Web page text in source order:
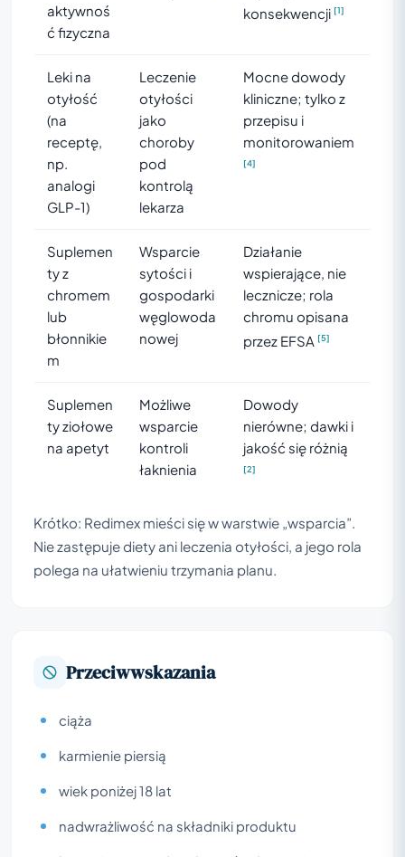
aktywnoś
ć fizyczna
konsekwencji [1]
Leki na
otyłość
(na
receptę,
np.
analogi
GLP-1)
Leczenie
otyłości
jako
choroby
pod
kontrolą
lekarza
Mocne dowody
kliniczne; tylko z
przepisu i
monitorowaniem
[4]
Suplemen
ty z
chromem
lub
błonnikie
m
Wsparcie
sytości i
gospodarki
węglowoda
nowej
Działanie
wspierające, nie
lecznicze; rola
chromu opisana
przez EFSA [5]
Suplemen
ty ziołowe
na apetyt
Możliwe
wsparcie
kontroli
łaknienia
Dowody
nierówne; dawki i
jakość się różnią
[2]
Krótko: Redimex mieści się w warstwie „wsparcia”.
Nie zastępuje diety ani leczenia otyłości, a jego rola
polega na ułatwieniu trzymania planu.
Przeciwwskazania
ciąża
karmienie piersią
wiek poniżej 18 lat
nadwrażliwość na składniki produktu